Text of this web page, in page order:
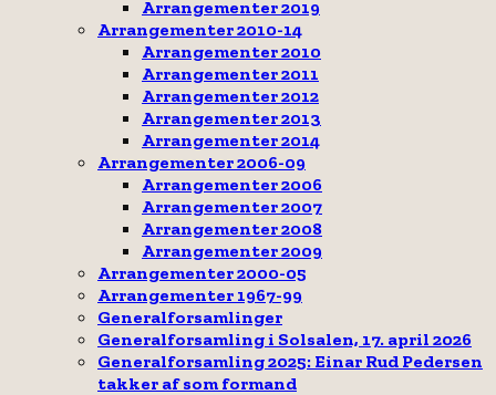
Arrangementer 2019
Arrangementer 2010-14
Arrangementer 2010
Arrangementer 2011
Arrangementer 2012
Arrangementer 2013
Arrangementer 2014
Arrangementer 2006-09
Arrangementer 2006
Arrangementer 2007
Arrangementer 2008
Arrangementer 2009
Arrangementer 2000-05
Arrangementer 1967-99
Generalforsamlinger
Generalforsamling i Solsalen, 17. april 2026
Generalforsamling 2025: Einar Rud Pedersen
takker af som formand